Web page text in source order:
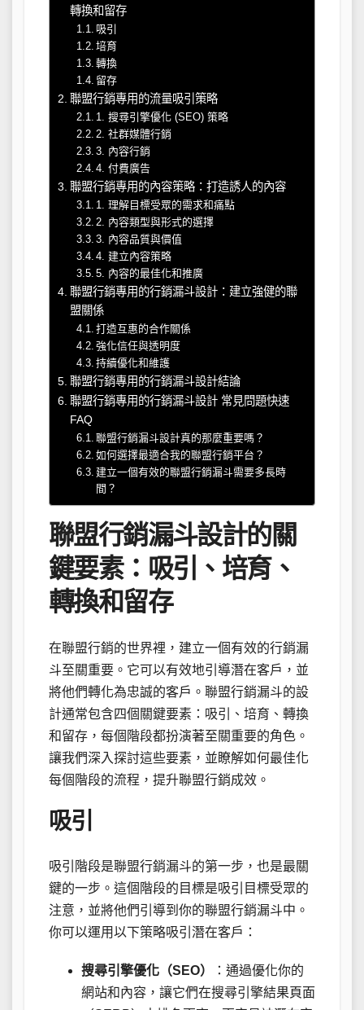
轉換和留存
吸引
培育
轉換
留存
聯盟行銷專用的流量吸引策略
1. 搜尋引擎優化 (SEO) 策略
2. 社群媒體行銷
3. 內容行銷
4. 付費廣告
聯盟行銷專用的內容策略：打造誘人的內容
1. 理解目標受眾的需求和痛點
2. 內容類型與形式的選擇
3. 內容品質與價值
4. 建立內容策略
5. 內容的最佳化和推廣
聯盟行銷專用的行銷漏斗設計：建立強健的聯
盟關係
打造互惠的合作關係
強化信任與透明度
持續優化和維護
聯盟行銷專用的行銷漏斗設計結論
聯盟行銷專用的行銷漏斗設計 常見問題快速
FAQ
聯盟行銷漏斗設計真的那麼重要嗎？
如何選擇最適合我的聯盟行銷平台？
建立一個有效的聯盟行銷漏斗需要多長時
間？
聯盟行銷漏斗設計的關
鍵要素：吸引、培育、
轉換和留存
在聯盟行銷的世界裡，建立一個有效的行銷漏
斗至關重要。它可以有效地引導潛在客戶，並
將他們轉化為忠誠的客戶。聯盟行銷漏斗的設
計通常包含四個關鍵要素：吸引、培育、轉換
和留存，每個階段都扮演著至關重要的角色。
讓我們深入探討這些要素，並瞭解如何最佳化
每個階段的流程，提升聯盟行銷成效。
吸引
吸引階段是聯盟行銷漏斗的第一步，也是最關
鍵的一步。這個階段的目標是吸引目標受眾的
注意，並將他們引導到你的聯盟行銷漏斗中。
你可以運用以下策略吸引潛在客戶：
搜尋引擎優化（SEO）
：通過優化你的
網站和內容，讓它們在搜尋引擎結果頁面